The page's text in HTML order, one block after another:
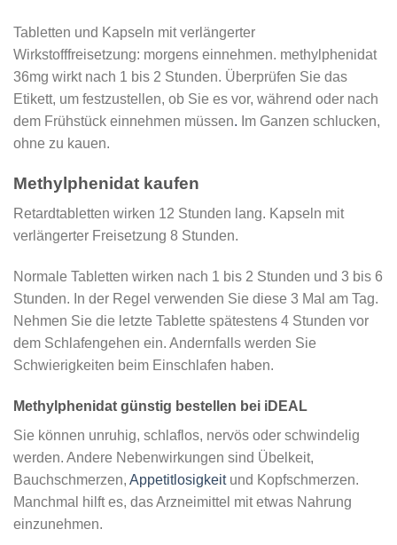
Tabletten und Kapseln mit verlängerter
Wirkstofffreisetzung: morgens einnehmen. methylphenidat
36mg wirkt nach 1 bis 2 Stunden. Überprüfen Sie das
Etikett, um festzustellen, ob Sie es vor, während oder nach
dem Frühstück einnehmen müssen. Im Ganzen schlucken,
ohne zu kauen.
Methylphenidat kaufen
Retardtabletten wirken 12 Stunden lang. Kapseln mit
verlängerter Freisetzung 8 Stunden.
Normale Tabletten wirken nach 1 bis 2 Stunden und 3 bis 6
Stunden. In der Regel verwenden Sie diese 3 Mal am Tag.
Nehmen Sie die letzte Tablette spätestens 4 Stunden vor
dem Schlafengehen ein. Andernfalls werden Sie
Schwierigkeiten beim Einschlafen haben.
Methylphenidat günstig bestellen bei iDEAL
Sie können unruhig, schlaflos, nervös oder schwindelig
werden. Andere Nebenwirkungen sind Übelkeit,
Bauchschmerzen, Appetitlosigkeitund Kopfschmerzen.
Manchmal hilft es, das Arzneimittel mit etwas Nahrung
einzunehmen.